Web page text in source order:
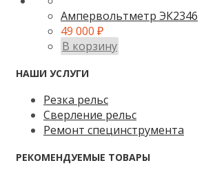
Ампервольтметр ЭК2346
49 000 ₽
В корзину
НАШИ УСЛУГИ
Резка рельс
Сверление рельс
Ремонт специнструмента
РЕКОМЕНДУЕМЫЕ ТОВАРЫ